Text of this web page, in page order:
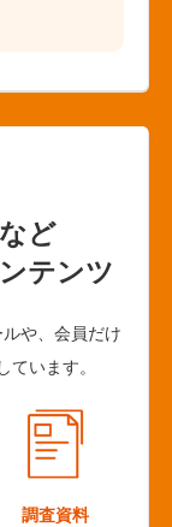
ど
テンツ
や、会員だけ
います。
調査資料